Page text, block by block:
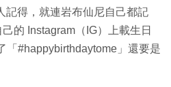
記得，就連岩布仙尼自己都記
的 Instagram（IG）上載生日
「#happybirthdaytome」還要是